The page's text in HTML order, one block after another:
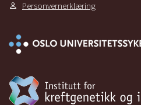
Personvernerklæring